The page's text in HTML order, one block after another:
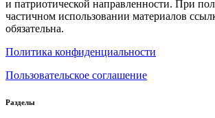
и патриотической направленности. При
частичном использовании материалов
обязательна.
Политика конфиденциальности
Пользовательское соглашение
Разделы